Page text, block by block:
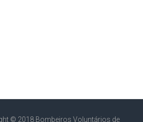
© 2018 Bombeiros Voluntários de